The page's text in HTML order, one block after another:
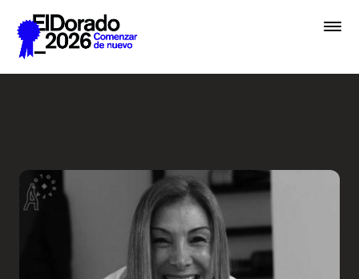
Saltar al contenido principal
Academias